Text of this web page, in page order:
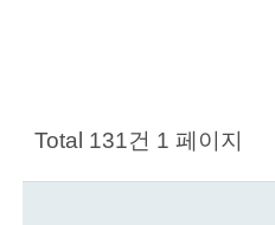
Total 131건 1 페이지